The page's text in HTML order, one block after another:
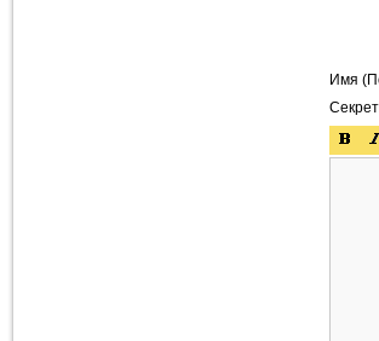
Имя